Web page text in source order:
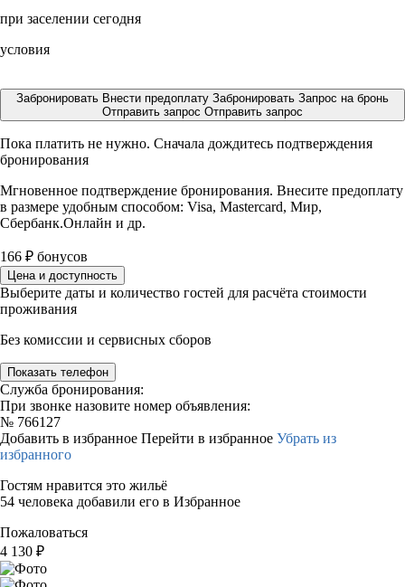
при заселении сегодня
условия
Забронировать Внести предоплату Забронировать Запрос на бронь
Отправить запрос Отправить запрос
Пока платить не нужно. Сначала дождитесь подтверждения
бронирования
Мгновенное подтверждение бронирования. Внесите предоплату
в размере удобным способом: Visa, Mastercard, Мир,
Сбербанк.Онлайн и др.
166 ₽ бонусов
Цена и доступность
Выберите даты и количество гостей для расчёта стоимости
проживания
Без комиссии и сервисных сборов
Показать телефон
Служба бронирования:
При звонке назовите номер объявления:
№ 766127
Добавить в избранное Перейти в избранное Убрать из
избранного
Гостям нравится это жильё
54 человека добавили его в Избранное
Пожаловаться
4 130 ₽